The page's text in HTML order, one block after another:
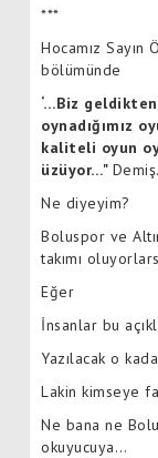
***
Hocamız Sayın
bölümünde
‘…Biz
oynadığımız
kaliteli oyun
üzüyor…" Demiş.
Ne diyeyim?
Boluspor ve
takımı
Eğer
İnsanlar bu
Yazılacak o
Lakin kimseye
Ne bana ne
okuyucuya…